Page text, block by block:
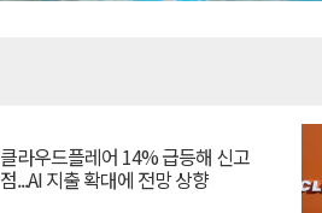
클라우드플레어 14% 급등해 신고
점...AI 지출 확대에 전망 상향